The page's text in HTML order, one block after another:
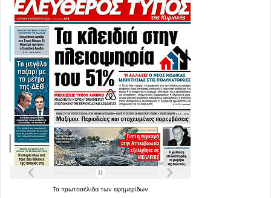
Τα πρωτοσέλιδα των εφημερίδων